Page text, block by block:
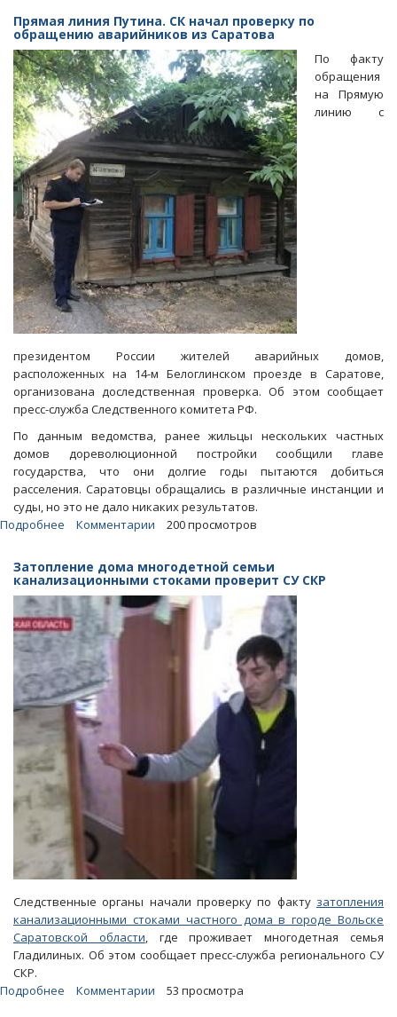
лекарств.
СК
начал
проверку,
а
Радаев
заявил
о
«сделанных
выводах»
Прямая линия Путина. СК начал проверку по
обращению аварийников из Саратова
По факту
обращения
на Прямую
линию с
президентом России жителей аварийных домов,
расположенных на 14-м Белоглинском проезде в Саратове,
организована доследственная проверка. Об этом сообщает
пресс-служба Следственного комитета РФ.
По данным ведомства, ранее жильцы нескольких частных
домов дореволюционной постройки сообщили главе
государства, что они долгие годы пытаются добиться
расселения. Саратовцы обращались в различные инстанции и
суды, но это не дало никаких результатов.
Подробнее
Путина.
СК
начал
проверку
по
обращению
аварийников
из
Саратова
Комментарии 200 просмотров
Затопление дома многодетной семьи
канализационными стоками проверит СУ СКР
Следственные органы начали проверку по факту затопления
канализационными стоками частного дома в городе Вольске
Саратовской области, где проживает многодетная семья
Гладилиных. Об этом сообщает пресс-служба регионального СУ
СКР.
Подробнее
Комментарии 53 просмотра